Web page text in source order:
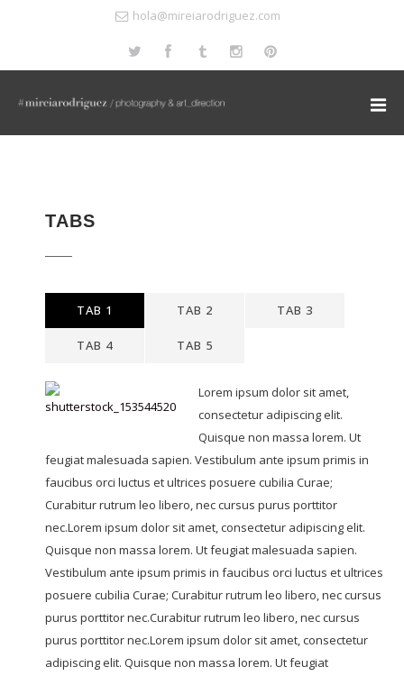
hola@mireiarodriguez.com
TABS
TAB 1 TAB 2 TAB 3
TAB 4 TAB 5
Lorem ipsum dolor sit amet,
consectetur adipiscing elit.
Quisque non massa lorem. Ut
feugiat malesuada sapien. Vestibulum ante ipsum primis in
faucibus orci luctus et ultrices posuere cubilia Curae;
Curabitur rutrum leo libero, nec cursus purus porttitor
nec.Lorem ipsum dolor sit amet, consectetur adipiscing elit.
Quisque non massa lorem. Ut feugiat malesuada sapien.
Vestibulum ante ipsum primis in faucibus orci luctus et ultrices
posuere cubilia Curae; Curabitur rutrum leo libero, nec cursus
purus porttitor nec.Curabitur rutrum leo libero, nec cursus
purus porttitor nec.Lorem ipsum dolor sit amet, consectetur
adipiscing elit. Quisque non massa lorem. Ut feugiat